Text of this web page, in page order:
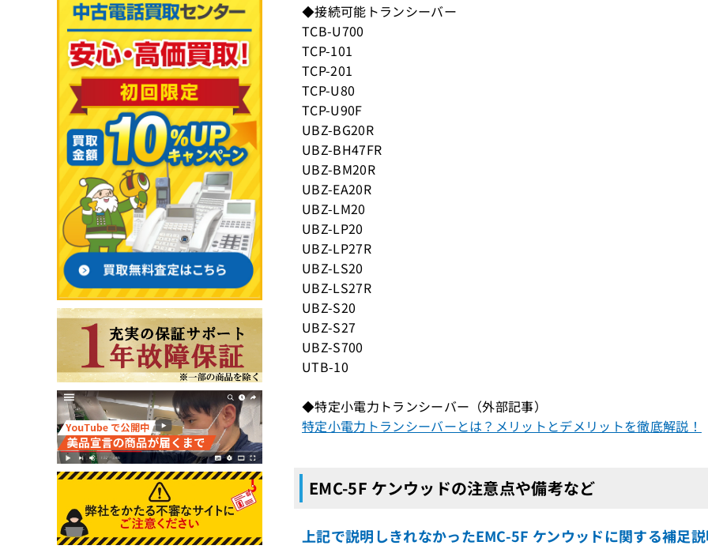
◆接続可能トランシーバー
TCB-U700
TCP-101
TCP-201
TCP-U80
TCP-U90F
UBZ-BG20R
UBZ-BH47FR
UBZ-BM20R
UBZ-EA20R
UBZ-LM20
UBZ-LP20
UBZ-LP27R
UBZ-LS20
UBZ-LS27R
UBZ-S20
UBZ-S27
UBZ-S700
UTB-10
◆特定小電力トランシーバー（外部記事）
特定小電力トランシーバーとは？メリットとデメリットを徹底解説！
EMC-5F ケンウッドの注意点や備考など
上記で説明しきれなかったEMC-5F ケンウッドに関する補足